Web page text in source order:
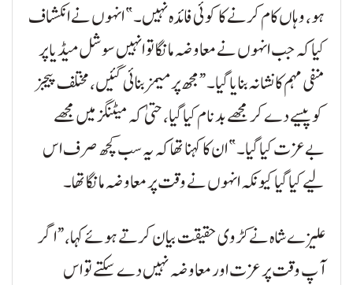
ہو، وہاں کام کرنے کا کوئی فائدہ نہیں۔” انہوں نے انکشاف
کیا کہ جب انہوں نے معاوضہ مانگا تو انہیں سوشل میڈیا پر
منفی مہم کا نشانہ بنایا گیا۔ “مجھ پر میمز بنائی گئیں، مختلف پیجز
کو پیسے دے کر مجھے بدنام کیا گیا، حتیٰ کہ میٹنگز میں مجھے
بےعزت کیا گیا۔” ان کا کہنا تھا کہ یہ سب کچھ صرف اس
لیے کیا گیا کیونکہ انہوں نے وقت پر معاوضہ مانگا تھا۔
علیزے شاہ نے کڑوی حقیقت بیان کرتے ہوئے کہا، “اگر
آپ وقت پر عزت اور معاوضہ نہیں دے سکتے تو اس